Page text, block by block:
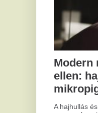
Szerelmi
szív
A romantika sokak
része. Ha valaki
illetően hezitálsz,
szerelmi jóslás,
Viszont mielőtt
ezt okosan.